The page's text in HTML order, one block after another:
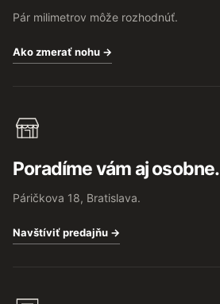
Pár milimetrov môže rozhodnúť.
Ako zmerať nohu →
Poradíme vám aj osobne.
Páričkova 18, Bratislava.
Navštíviť predajňu →